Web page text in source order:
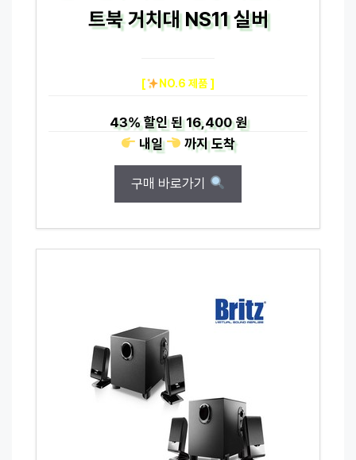
트북 거치대 NS11 실버
[ NO.6 제품 ]
43%할인 된16,400 원
내일
까지도착
구매 바로가기